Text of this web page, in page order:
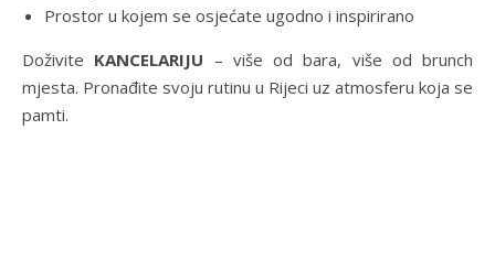
Prostor u kojem se osjećate ugodno i inspirirano
Doživite KANCELARIJU – više od bara, više od brunch
mjesta. Pronađite svoju rutinu u Rijeci uz atmosferu koja se
pamti.